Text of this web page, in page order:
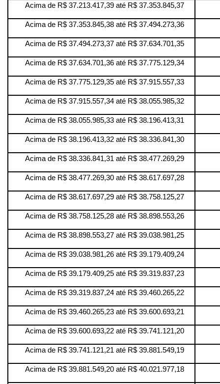
Acima de R$ 37.213.417,39 até R$ 37.353.845,37
Acima de R$ 37.353.845,38 até R$ 37.494.273,36
Acima de R$ 37.494.273,37 até R$ 37.634.701,35
Acima de R$ 37.634.701,36 até R$ 37.775.129,34
Acima de R$ 37.775.129,35 até R$ 37.915.557,33
Acima de R$ 37.915.557,34 até R$ 38.055.985,32
Acima de R$ 38.055.985,33 até R$ 38.196.413,31
Acima de R$ 38.196.413,32 até R$ 38.336.841,30
Acima de R$ 38.336.841,31 até R$ 38.477.269,29
Acima de R$ 38.477.269,30 até R$ 38.617.697,28
Acima de R$ 38.617.697,29 até R$ 38.758.125,27
Acima de R$ 38.758.125,28 até R$ 38.898.553,26
Acima de R$ 38.898.553,27 até R$ 39.038.981,25
Acima de R$ 39.038.981,26 até R$ 39.179.409,24
Acima de R$ 39.179.409,25 até R$ 39.319.837,23
Acima de R$ 39.319.837,24 até R$ 39.460.265,22
Acima de R$ 39.460.265,23 até R$ 39.600.693,21
Acima de R$ 39.600.693,22 até R$ 39.741.121,20
Acima de R$ 39.741.121,21 até R$ 39.881.549,19
Acima de R$ 39.881.549,20 até R$ 40.021.977,18